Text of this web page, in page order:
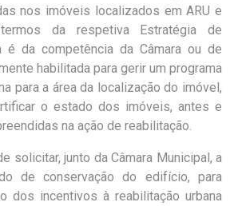
nos imóveis localizados em ARU e
da respetiva Estratégia de
é da competência da Câmara ou de
habilitada para gerir um programa
para a área da localização do imóvel,
o estado dos imóveis, antes e
na ação de reabilitação.
solicitar, junto da Câmara Municipal, a
de conservação do edifício, para
dos incentivos à reabilitação urbana